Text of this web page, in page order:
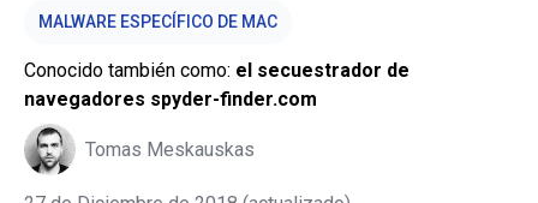
MALWARE ESPECÍFICO DE MAC
Conocido también como: el secuestrador de
navegadores spyder-finder.com
Tomas Meskauskas